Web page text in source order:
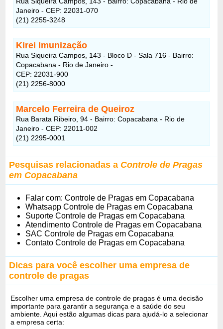
Janeiro - CEP: 22031-070
(21) 2255-3248
Kirei Imunização
Rua Siqueira Campos, 143 - Bloco D - Sala 716 - Bairro:
Copacabana - Rio de Janeiro -
CEP: 22031-900
(21) 2256-8000
Marcelo Ferreira de Queiroz
Rua Barata Ribeiro, 94 - Bairro: Copacabana - Rio de
Janeiro - CEP: 22011-002
(21) 2295-0001
Pesquisas relacionadas a Controle de Pragas
em Copacabana
Falar com: Controle de Pragas em Copacabana
Whatsapp Controle de Pragas em Copacabana
Suporte Controle de Pragas em Copacabana
Atendimento Controle de Pragas em Copacabana
SAC Controle de Pragas em Copacabana
Contato Controle de Pragas em Copacabana
Dicas para você escolher uma empresa de
controle de pragas
Escolher uma empresa de controle de pragas é uma decisão
importante para garantir a segurança e a saúde do seu
ambiente. Aqui estão algumas dicas para ajudá-lo a selecionar
a empresa certa: